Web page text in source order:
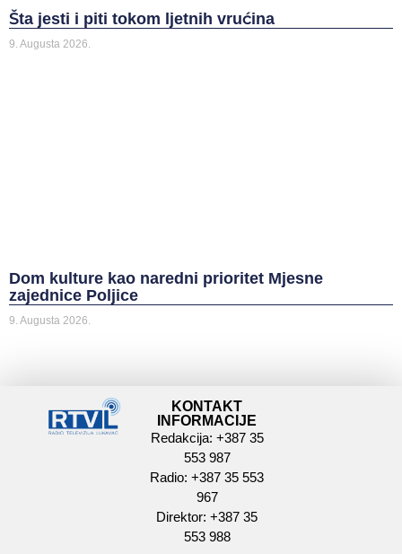
Šta jesti i piti tokom ljetnih vrućina
9. Augusta 2026.
Dom kulture kao naredni prioritet Mjesne
zajednice Poljice
9. Augusta 2026.
KONTAKT
INFORMACIJE
Redakcija: +387 35
553 987
Radio: +387 35 553
967
Direktor: +387 35
553 988